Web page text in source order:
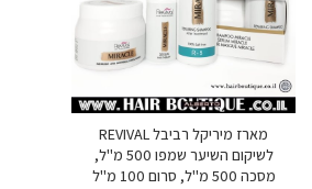
מארז מיריקל רביבל REVIVAL
לשיקום השיער שמפו 500 מ"ל,
מסכה 500 מ"ל, סרום 100 מ"ל